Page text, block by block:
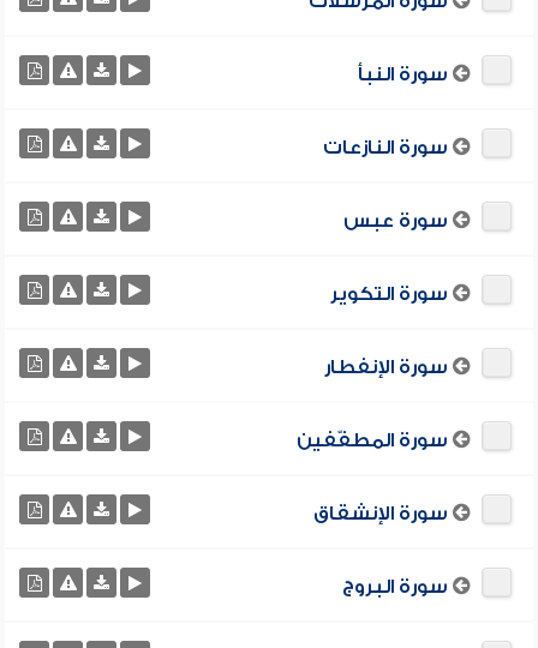
سورة النبأ
سورة النازعات
سورة عبس
سورة التكوير
سورة الإنفطار
سورة المطفّفين
سورة الإنشقاق
سورة البروج